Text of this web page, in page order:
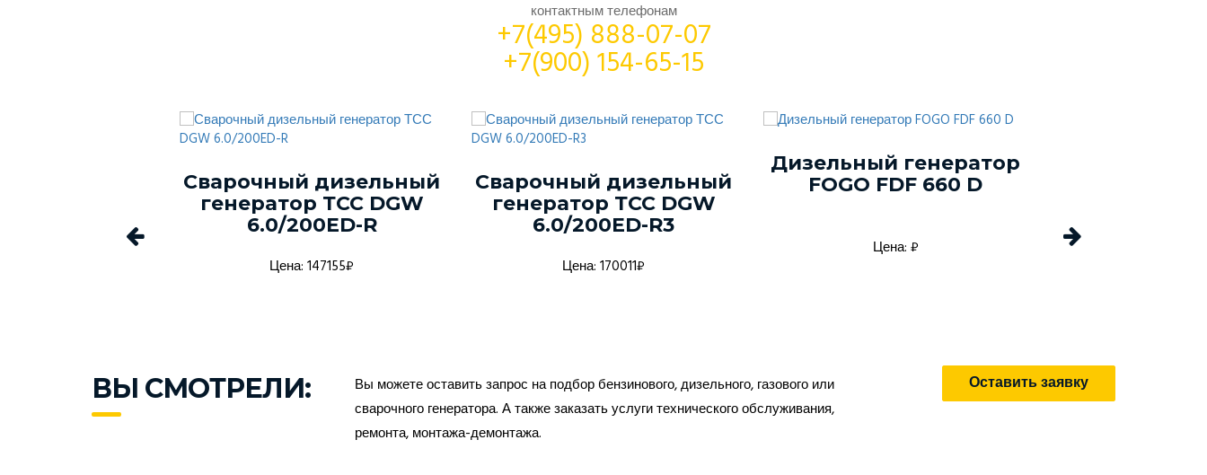
контактным телефонам
+7(495) 888-07-07
+7(900) 154-65-15
Сварочный дизельный
генератор ТСС DGW
6.0/200ED-R
Цена: 147155₽
Сварочный дизельный
генератор ТСС DGW
6.0/200ED-R3
Цена: 170011₽
Дизельный генератор
FOGO FDF 660 D
Цена: ₽
ВЫ СМОТРЕЛИ:
Вы можете оставить запрос на подбор бензинового, дизельного, газового или
сварочного генератора. А также заказать услуги технического обслуживания,
ремонта, монтажа-демонтажа.
Оставить заявку